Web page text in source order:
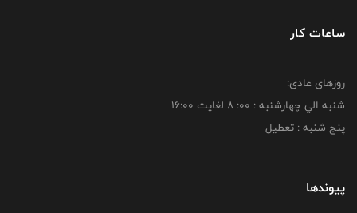
ساعات کار
روزهای عادی:
شنبه الي چهارشنبه : 00: 8 لغايت 16:00
پنج شنبه : تعطیل
پیوندها